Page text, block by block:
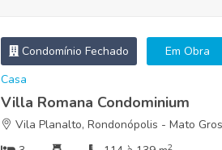
Condomínio Fechado Em Obra
Casa
Villa Romana Condominium
Vila Planalto, Rondonópolis - Mato
2